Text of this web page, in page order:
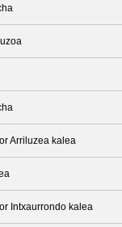
Arriluzea kalea
Intxaurrondo kalea